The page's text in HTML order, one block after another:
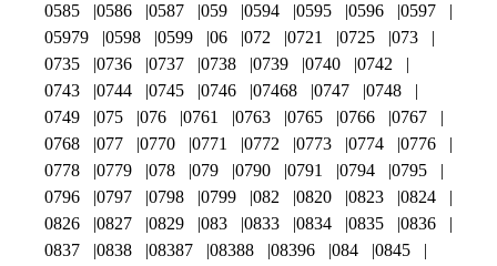
0585
0586 0587 059 0594 0595 0596
0597
05979
0598 0599 06 072 0721 0725
073
0735
0736 0737 0738 0739 0740
0742
0743
0744 0745 0746 07468 0747
0748
0749
075 076 0761 0763 0765 0766
0767
0768
077 0770 0771 0772 0773 0774
0776
0778
0779 078 079 0790 0791 0794
0795
0796
0797 0798 0799 082 0820 0823
0824
0826
0827 0829 083 0833 0834 0835
0836
0837
0838 08387 08388 08396 084
0845